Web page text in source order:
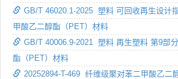
GB/T 46020.1-2025 塑料 可回收再生设计
甲酸乙二醇酯（PET）材料
GB/T 40006.9-2021 塑料 再生塑料 第9部
酯（PET）材料
20252894-T-469 纤维级聚对苯二甲酸乙二